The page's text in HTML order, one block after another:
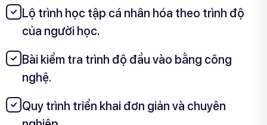
Lộ trình học tập cá nhân hóa theo trình độ
của người học.
Bài kiểm tra trình độ đầu vào bằng công
nghệ.
Quy trình triển khai đơn giản và chuyên